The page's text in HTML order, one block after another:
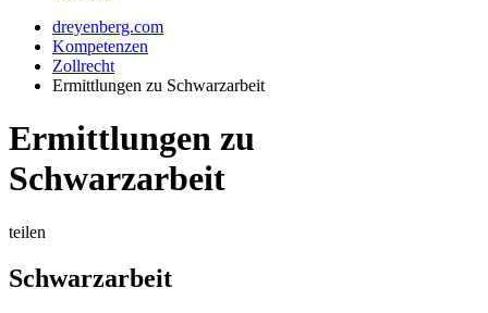
dreyenberg.com
Kompetenzen
Zollrecht
Ermittlungen zu Schwarzarbeit
Ermittlungen zu
Schwarzarbeit
teilen
Schwarzarbeit